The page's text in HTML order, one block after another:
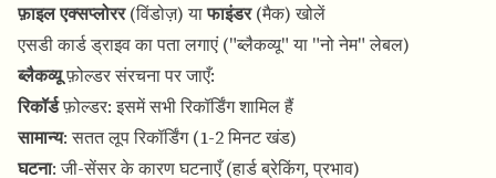
फ़ाइल एक्सप्लोरर(विंडोज़) याफाइंडर(मैक) खोलें
एसडी कार्ड ड्राइव का पता लगाएं ("ब्लैकव्यू" या "नो नेम" लेबल)
ब्लैकव्यूफ़ोल्डर संरचना पर जाएँ:
रिकॉर्डफ़ोल्डर: इसमें सभी रिकॉर्डिंग शामिल हैं
सामान्य: सतत लूप रिकॉर्डिंग (1-2 मिनट खंड)
घटना: जी-सेंसर के कारण घटनाएँ (हार्ड ब्रेकिंग, प्रभाव)